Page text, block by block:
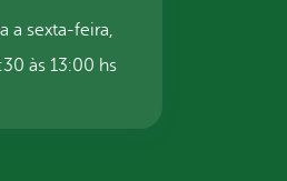
a sexta-feira,
às 13:00 hs